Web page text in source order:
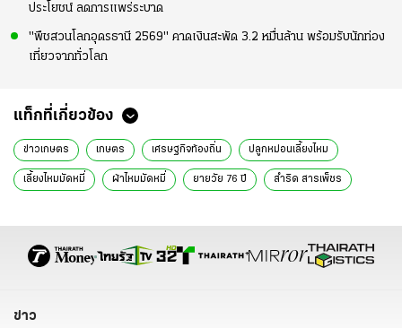
ประโยชน์ ลดการแพร่ระบาด
"พืชสวนโลกอุดรธานี 2569" คาดเงินสะพัด 3.2 หมื่นล้าน พร้อมรับนักท่อง
เที่ยวจากทั่วโลก
แท็กที่เกี่ยวข้อง
ข่าวเกษตร เกษตร เศรษฐกิจท้องถิ่น ปลูกหม่อนเลี้ยงไหม
เลี้ยงไหมมัดหมี่ ผ้าไหมมัดหมี่ ยายวัย 76 ปี สำริด สารเพ็ชร
ข่าว